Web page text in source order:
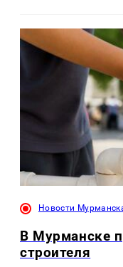
Новости
В Мурманске
строителя